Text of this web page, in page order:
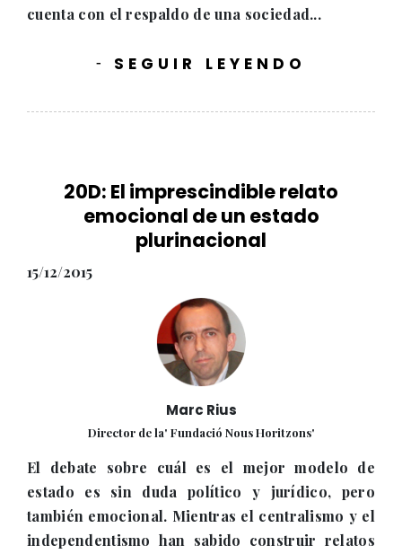
cuenta con el respaldo de una sociedad...
- SEGUIR LEYENDO
20D: El imprescindible relato
emocional de un estado
plurinacional
15/12/2015
Marc Rius
Director de la' Fundació Nous Horitzons'
El debate sobre cuál es el mejor modelo de
estado es sin duda político y jurídico, pero
también emocional. Mientras el centralismo y el
independentismo han sabido construir relatos